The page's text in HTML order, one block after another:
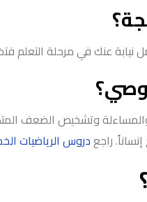
عنك في مرحلة التعلم
والمساءلة وتشخيص الضعف
راجعدروس الرياضيات